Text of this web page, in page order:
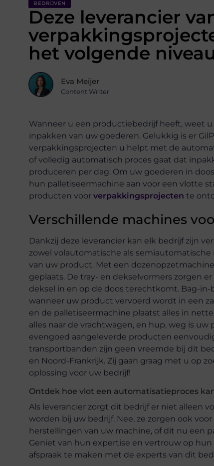
BEDRIJVEN
Deze leverancier
het volgende
Eva Meijer
Content Writer
Wanneer u een productiebedrijf heeft, weet
inpakken van uw goederen. Gelukkig is er
verpakkingsprojecten u helpt met de
of volledig automatisch proces gaat dat
produceren per dag. Om uw goederen in
hun palletiseermachine aan voor een vlotte
producten voor verpakkingsprojecten te
Verschillende machines
Dankzij deze leverancier kan elk bedrijf zijn
zowel volautomatische als
van uw product. Met een
geplaats. De tray- en dekselvormers zorgen
deksel in en op de doos terechtkomt. Bag-
wanneer uw product vervoerd wordt in een
en de palletiseermachine plaatst alles in
alles naar de vrachtwagen, en hup, weg is
evengoed aangeleverde producten
transportbanden zijn geen vreemde bij dit
en Noord-Frankrijk. Zij gaan graag met u op
oplossing voor uw bedrijf!
Ontdek hoe vlot een automatisatieproces
Als leverancier zorgt dit bedrijf er niet alleen
worden bij uw bedrijf. Nee, ze zorgen ook
herstellingen van uw machine, of dit nu een
Geniet van hun expertise en vertrouw op hun
afspraak te maken met de experts van dit